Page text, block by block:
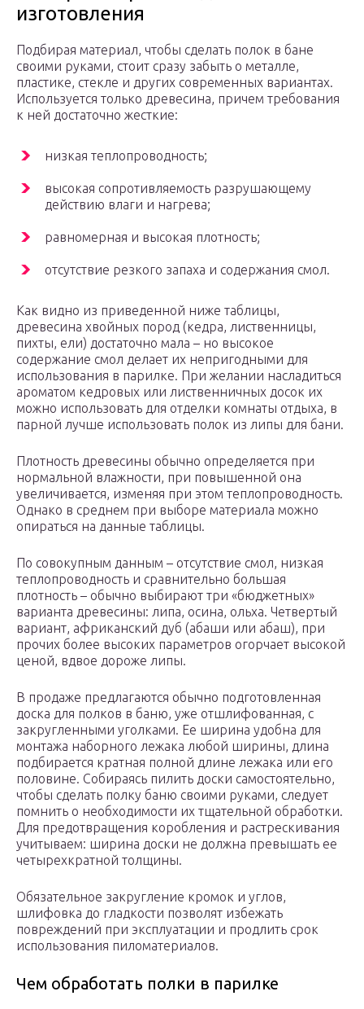
изготовления
Подбирая материал, чтобы сделать полок в бане
своими руками, стоит сразу забыть о металле,
пластике, стекле и других современных вариантах.
Используется только древесина, причем требования
к ней достаточно жесткие:
низкая теплопроводность;
высокая сопротивляемость разрушающему
действию влаги и нагрева;
равномерная и высокая плотность;
отсутствие резкого запаха и содержания смол.
Как видно из приведенной ниже таблицы,
древесина хвойных пород (кедра, лиственницы,
пихты, ели) достаточно мала – но высокое
содержание смол делает их непригодными для
использования в парилке. При желании насладиться
ароматом кедровых или лиственничных досок их
можно использовать для отделки комнаты отдыха, в
парной лучше использовать полок из липы для бани.
Плотность древесины обычно определяется при
нормальной влажности, при повышенной она
увеличивается, изменяя при этом теплопроводность.
Однако в среднем при выборе материала можно
опираться на данные таблицы.
По совокупным данным – отсутствие смол, низкая
теплопроводность и сравнительно большая
плотность – обычно выбирают три «бюджетных»
варианта древесины: липа, осина, ольха. Четвертый
вариант, африканский дуб (абаши или абаш), при
прочих более высоких параметров огорчает высокой
ценой, вдвое дороже липы.
В продаже предлагаются обычно подготовленная
доска для полков в баню, уже отшлифованная, с
закругленными уголками. Ее ширина удобна для
монтажа наборного лежака любой ширины, длина
подбирается кратная полной длине лежака или его
половине. Собираясь пилить доски самостоятельно,
чтобы сделать полку баню своими руками, следует
помнить о необходимости их тщательной обработки.
Для предотвращения коробления и растрескивания
учитываем: ширина доски не должна превышать ее
четырехкратной толщины.
Обязательное закругление кромок и углов,
шлифовка до гладкости позволят избежать
повреждений при эксплуатации и продлить срок
использования пиломатериалов.
Чем обработать полки в парилке